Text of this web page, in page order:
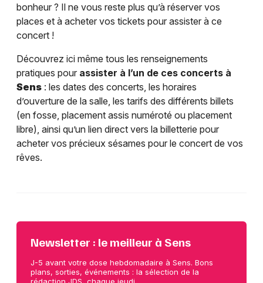
bonheur ? Il ne vous reste plus qu’à réserver vos
places et à acheter vos tickets pour assister à ce
concert !
Découvrez ici même tous les renseignements
pratiques pour assister à l’un de ces concerts à
Sens : les dates des concerts, les horaires
d’ouverture de la salle, les tarifs des différents billets
(en fosse, placement assis numéroté ou placement
libre), ainsi qu’un lien direct vers la billetterie pour
acheter vos précieux sésames pour le concert de vos
rêves.
Newsletter : le meilleur à Sens
J-5 avant votre dose hebdomadaire à Sens. Bons
plans, sorties, événements : la sélection de la